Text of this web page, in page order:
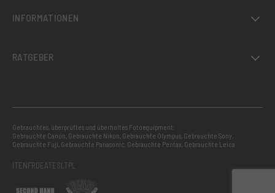
INFORMATIONEN
RATGEBER
Gebrauchtes, überprüftes und überholtes Fotoequipment:
Gebrauchte Canon, Gebrauchte Nikon, Gebrauchte Olympus, Gebrauchte Sony,
Gebrauchte Fuji, Gebrauchte Panasonic, Gebrauchte Pentax, Gebrauchte Leica
ITENFRDEATESLTPL